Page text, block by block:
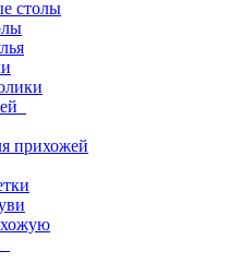
столы
прихожей